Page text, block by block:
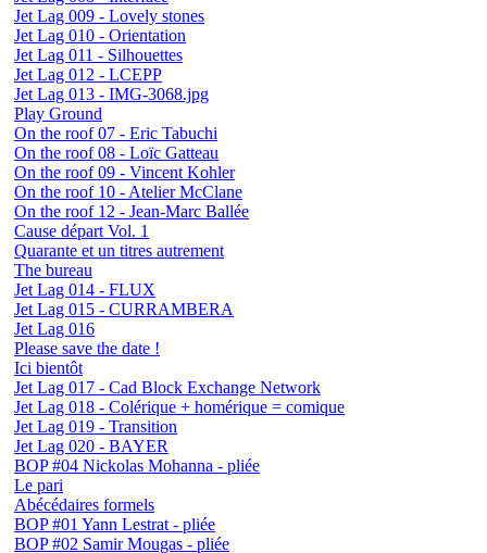
Jet Lag 009 - Lovely stones
Jet Lag 010 - Orientation
Jet Lag 011 - Silhouettes
Jet Lag 012 - LCEPP
Jet Lag 013 - IMG-3068.jpg
Play Ground
On the roof 07 - Eric Tabuchi
On the roof 08 - Loïc Gatteau
On the roof 09 - Vincent Kohler
On the roof 10 - Atelier McClane
On the roof 12 - Jean-Marc Ballée
Cause départ Vol. 1
Quarante et un titres autrement
The bureau
Jet Lag 014 - FLUX
Jet Lag 015 - CURRAMBERA
Jet Lag 016
Please save the date !
Ici bientôt
Jet Lag 017 - Cad Block Exchange Network
Jet Lag 018 - Colérique + homérique = comique
Jet Lag 019 - Transition
Jet Lag 020 - BAYER
BOP #04 Nickolas Mohanna - pliée
Le pari
Abécédaires formels
BOP #01 Yann Lestrat - pliée
BOP #02 Samir Mougas - pliée